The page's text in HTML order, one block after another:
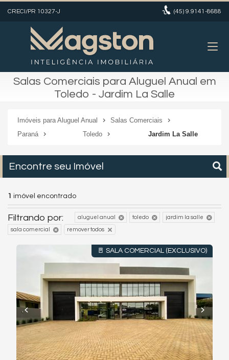
CRECI/PR 10327-J (45) 9.9141-8688
Salas Comerciais para Aluguel Anual em
Toledo - Jardim La Salle
Imóveis para Aluguel Anual
Salas Comerciais
Paraná
Toledo Jardim La Salle
Encontre seu Imóvel
1 imóvel encontrado
Filtrando por: aluguel anual toledo jardim la salle
sala comercial remover todos
🚪 SALA COMERCIAL (EXCLUSIVO)